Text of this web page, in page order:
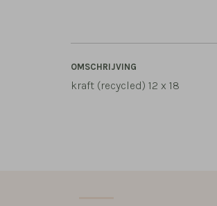
OMSCHRIJVING
kraft (recycled) 12 x 18